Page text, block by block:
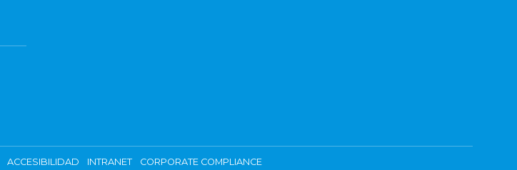
ACCESIBILIDAD INTRANET CORPORATE COMPLIANCE